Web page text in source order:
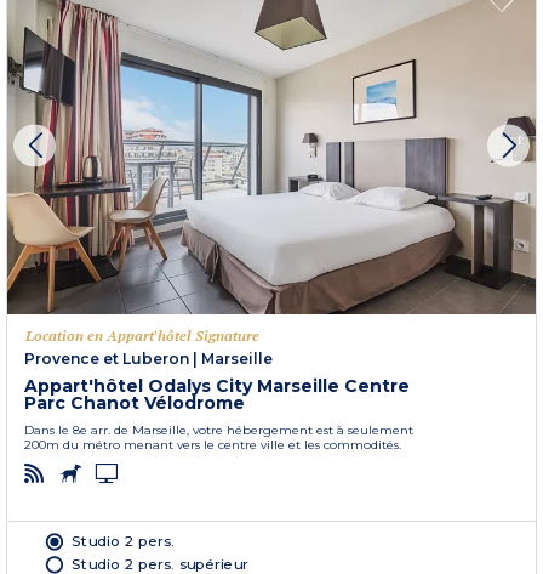
Location en Appart'hôtel Signature
Provence et Luberon | Marseille
Appart'hôtel Odalys City Marseille Centre
Parc Chanot Vélodrome
Dans le 8e arr. de Marseille, votre hébergement est à seulement
200m du métro menant vers le centre ville et les commodités.
Studio 2 pers.
Studio 2 pers. supérieur